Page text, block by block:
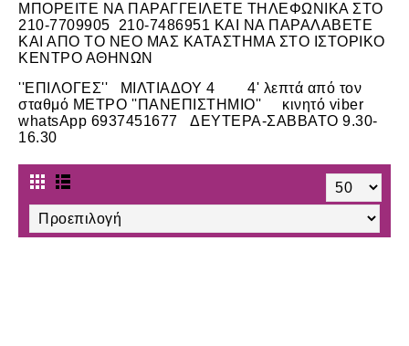
ΜΠΟΡΕΙΤΕ ΝΑ ΠΑΡΑΓΓΕΙΛΕΤΕ ΤΗΛΕΦΩΝΙΚΑ ΣΤΟ
210-7709905 210-7486951 ΚΑΙ ΝΑ ΠΑΡΑΛΑΒΕΤΕ
ΚΑΙ ΑΠΟ ΤΟ ΝΕΟ ΜΑΣ ΚΑΤΑΣΤΗΜΑ ΣΤΟ ΙΣΤΟΡΙΚΟ
ΚΕΝΤΡΟ ΑΘΗΝΩΝ
''ΕΠΙΛΟΓΕΣ'' ΜΙΛΤΙΑΔΟΥ 4 4' λεπτά από τον
σταθμό ΜΕΤΡΟ ''ΠΑΝΕΠΙΣΤΗΜΙΟ'' κινητό viber
whatsApp 6937451677 ΔΕΥΤΕΡΑ-ΣΑΒΒΑΤΟ 9.30-
16.30